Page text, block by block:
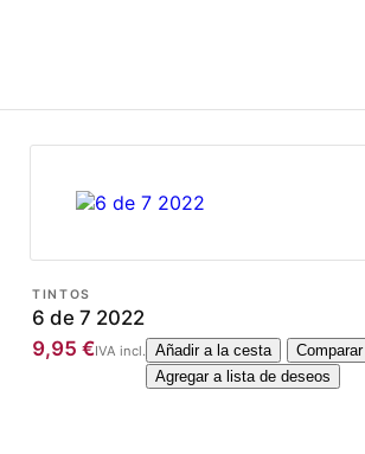
TINTOS
6 de 7 2022
9,95 €IVA incl. Añadir a la cesta
Comparar
Agregar a lista de deseos